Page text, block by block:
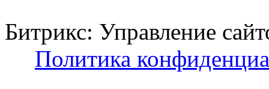
Битрикс: Управление
Политика